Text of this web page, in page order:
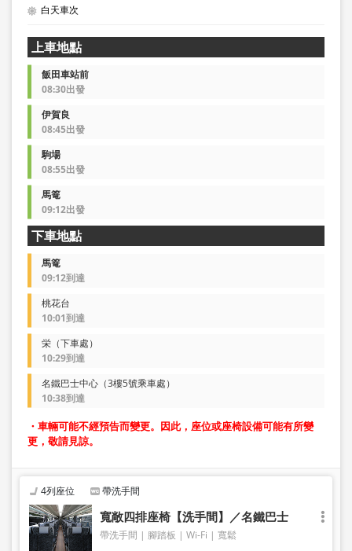
白天車次
上車地點
飯田車站前
08:30出發
伊賀良
08:45出發
駒場
08:55出發
馬篭
09:12出發
下車地點
馬篭
09:12到達
桃花台
10:01到達
栄（下車處）
10:29到達
名鐵巴士中心（3樓5號乘車處）
10:38到達
・車輛可能不經預告而變更。因此，座位或座椅設備可能有所變
更，敬請見諒。
4列座位 帶洗手間
寬敞四排座椅【洗手間】／名鐵巴士
帶洗手間 腳踏板 Wi-Fi 寬鬆